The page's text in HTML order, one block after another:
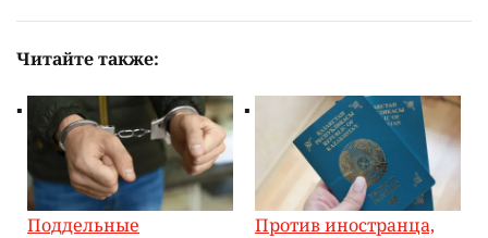
Читайте также:
Поддельные
Против иностранца,